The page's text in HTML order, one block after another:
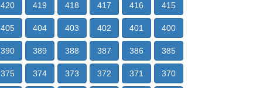
420 419 418 417 416 415
405 404 403 402 401 400
390 389 388 387 386 385
375 374 373 372 371 370